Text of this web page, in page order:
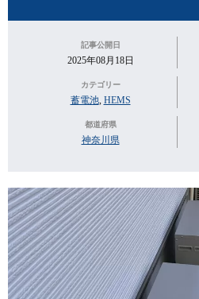
記事公開日
2025年08月18日
カテゴリー
蓄電池, HEMS
都道府県
神奈川県